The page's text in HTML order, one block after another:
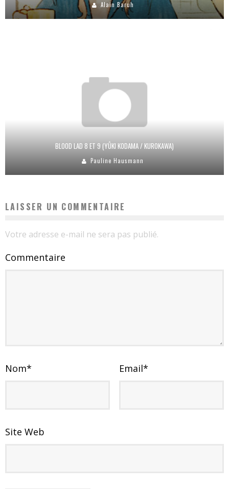
Alain Baruh
BLOOD LAD 8 ET 9 (YÛKI KODAMA / KUROKAWA)
Pauline Hausmann
LAISSER UN COMMENTAIRE
Votre adresse e-mail ne sera pas publié.
Commentaire
Nom* Email*
Site Web